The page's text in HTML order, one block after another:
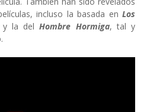
incluso la basada en Los
y la del Hombre Hormiga, tal y